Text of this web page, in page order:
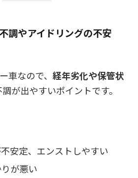
調やアイドリングの不安
車なので、 経年劣化や保管状
が出やすいポイントです。
安定、エンストしやすい
が悪い